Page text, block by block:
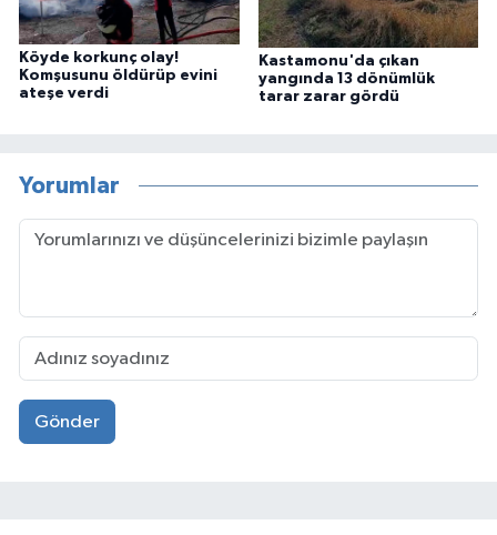
Köyde korkunç olay!
Komşusunu öldürüp evini
ateşe verdi
Kastamonu'da çıkan
yangında 13 dönümlük
tarar zarar gördü
Yorumlar
Gönder